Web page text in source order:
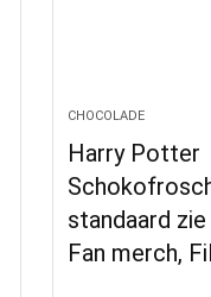
CHOCOLADE
Harry Potter
standaard
Fan merch,